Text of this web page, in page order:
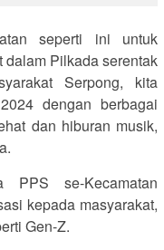
seperti ini untuk
dalam Pilkada serentak
Serpong, kita
dengan berbagai
dan hiburan musik,
se-Kecamatan
kepada masyarakat,
Gen-Z.